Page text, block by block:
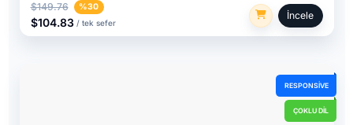
$149.76 %30
$104.83 / tek sefer
İncele
RESPONSIVE
ÇOKLU DIL